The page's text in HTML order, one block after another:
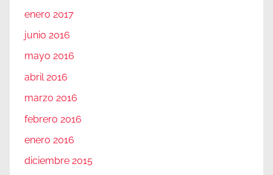
enero 2017
junio 2016
mayo 2016
abril 2016
marzo 2016
febrero 2016
enero 2016
diciembre 2015